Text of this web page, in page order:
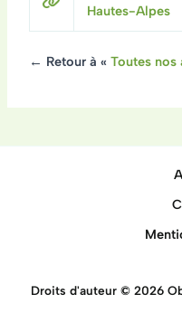
Hautes-Alpes
← Retour à « Toutes nos
Droits d'auteur © 2026